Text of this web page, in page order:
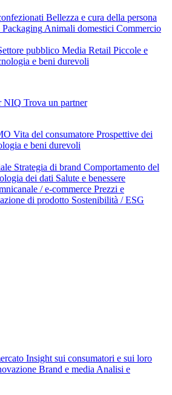
Bellezza e cura della persona
Packaging Animali domestici Commercio
pubblico Media Retail Piccole e
e beni durevoli
NIQ Trova un partner
Vita del consumatore Prospettive dei
e beni durevoli
Strategia di brand Comportamento del
dei dati Salute e benessere
/ e‑commerce Prezzi e
di prodotto Sostenibilità / ESG
Insight sui consumatori e sui loro
Brand e media Analisi e